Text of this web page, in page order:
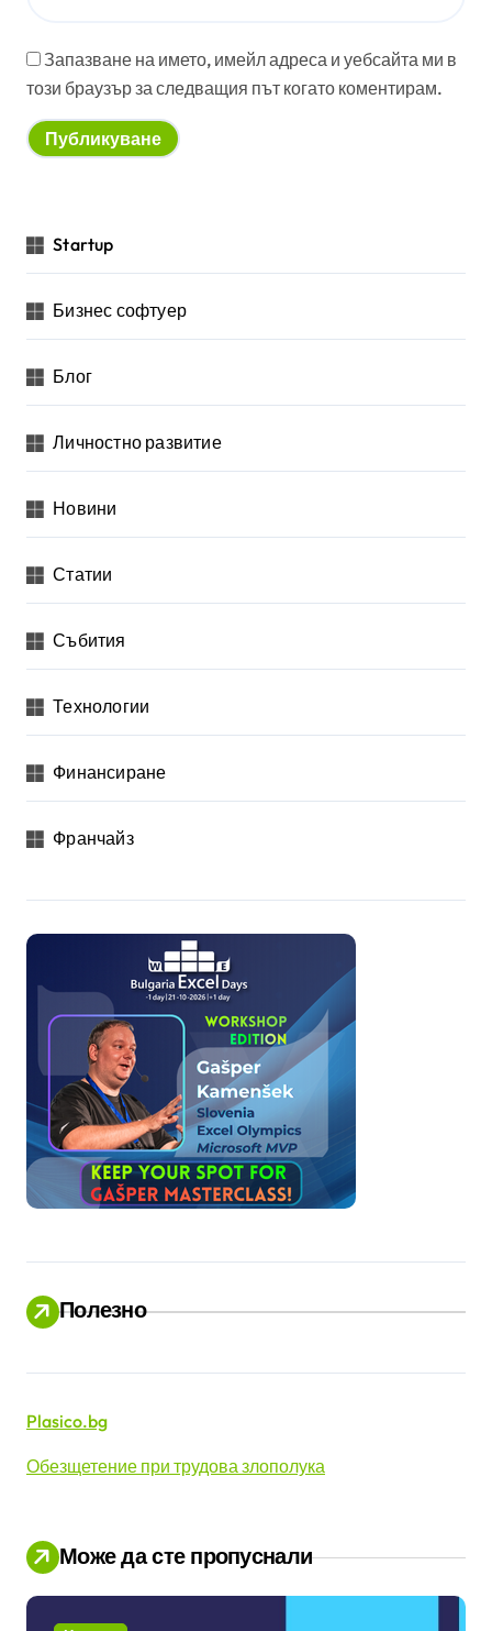
Запазване на името, имейл адреса и уебсайта ми в
този браузър за следващия път когато коментирам.
Startup
Бизнес софтуер
Блог
Личностно развитие
Новини
Статии
Събития
Технологии
Финансиране
Франчайз
Полезно
Plasico.bg
Обезщетение при трудова злополука
Може да сте пропуснали